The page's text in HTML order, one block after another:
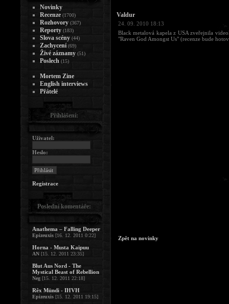
Valdur
24. 09. 2010 18:13
Black metalová kapela z USA zveřejnila
"Raven God Amongst Us" (recenze bude
Zpět na novinky
Novinky
Recenze (1700)
Rozhovory (367)
Reporty (183)
Slova scény (44)
Zachycení (69)
Živé záznamy (51)
Poslech (15)
Mortem Zine
English interviews
Přátelé
Přihlášení:
Uživatel:
Heslo:
Registrace
Poslední komentáře:
Anathema – Falling Deeper
Epizeuxis [16. 12. 2011 0:22]
Horna - Musta Kaipuu
AN [15. 12. 2011 23:35]
Blut Aus Nord - The
Mystical Beast of Rebellion
Neg [15. 12. 2011 22:18]
Rêx Mündi - IHVH
Epizeuxis [15. 12. 2011 19:15]